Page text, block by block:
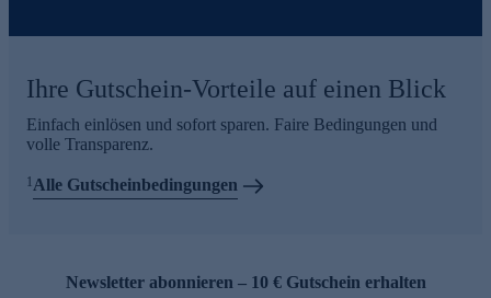
Ihre Gutschein-Vorteile auf einen Blick
Einfach einlösen und sofort sparen. Faire Bedingungen und
volle Transparenz.
1 Alle Gutscheinbedingungen
Newsletter abonnieren – 10 € Gutschein erhalten